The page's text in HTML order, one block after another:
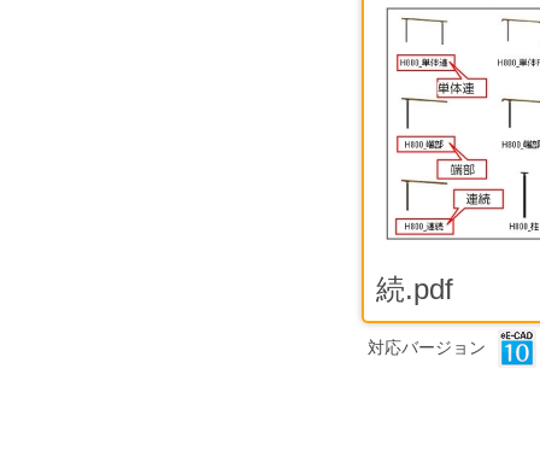
続.pdf
対応バージョン